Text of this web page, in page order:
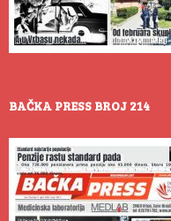
BAČKA PRESS BROJ 214